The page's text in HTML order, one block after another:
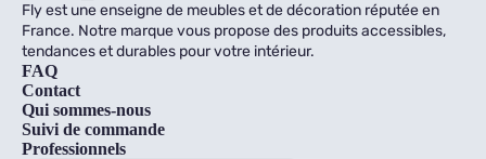
Fly est une enseigne de meubles et de décoration réputée en
France. Notre marque vous propose des produits accessibles,
tendances et durables pour votre intérieur.
FAQ
Contact
Qui sommes-nous
Suivi de commande
Professionnels